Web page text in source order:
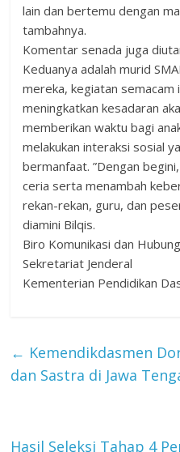
lain dan bertemu dengan
tambahnya.
Komentar senada juga
Keduanya adalah murid
mereka, kegiatan semacam
meningkatkan kesadaran
memberikan waktu bagi
melakukan interaksi sosial
bermanfaat. ”Dengan
ceria serta menambah
rekan-rekan, guru, dan
diamini Bilqis.
Biro Komunikasi dan
Sekretariat Jenderal
Kementerian Pendidikan
← Kemendikdasmen
dan Sastra di Jawa
Hasil Seleksi Tahap 4